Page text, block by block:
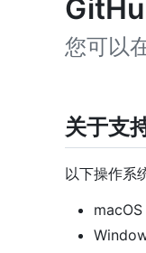
您可以
关于支
以下操作系